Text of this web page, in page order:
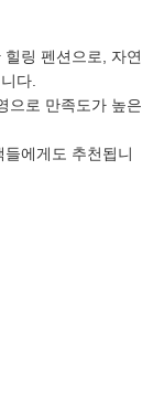
링 펜션으로, 자연
다.
으로 만족도가 높은
에게도 추천됩니